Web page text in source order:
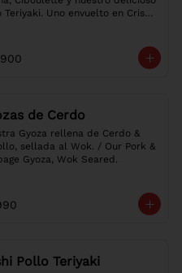
Teriyaki. Uno envuelto en Crispy
Chives & our delicious
Chicken. One wrapped in
de Cerdo
Gyoza rellena de Cerdo &
sellada al Wok. / Our Pork &
Gyoza, Wok Seared.
Pollo Teriyaki